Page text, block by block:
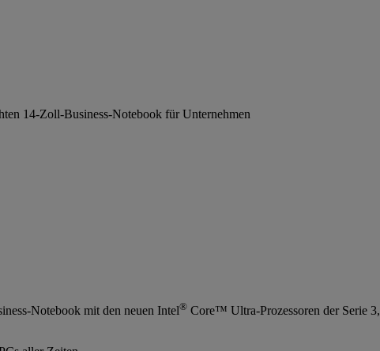
14-Zoll-Business-Notebook für Unternehmen
Notebook mit den neuen Intel® Core™ Ultra-Prozessoren der Serie 3,